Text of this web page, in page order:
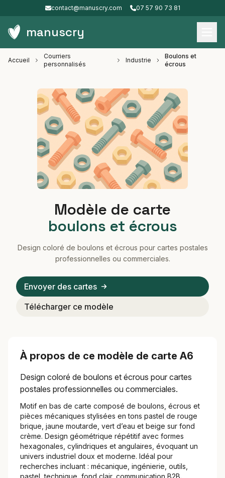
contact@manuscry.com 07 57 90 73 81
manuscry
Accueil
Courriers
personnalisés
Industrie
Boulons et
écrous
Modèle de carte
boulons et écrous
Design coloré de boulons et écrous pour cartes postales
professionnelles ou commerciales.
Envoyer des cartes
Télécharger ce modèle
À propos de ce modèle de carte A6
Design coloré de boulons et écrous pour cartes
postales professionnelles ou commerciales.
Motif en bas de carte composé de boulons, écrous et
pièces mécaniques stylisées en tons pastel de rouge
brique, jaune moutarde, vert d’eau et beige sur fond
crème. Design géométrique répétitif avec formes
hexagonales, cylindriques et angulaires, évoquant un
univers industriel doux et moderne. Idéal pour
recherches incluant : mécanique, ingénierie, outils,
pastel, technique, fond clair, communication B2B.